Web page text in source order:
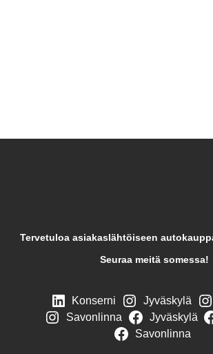
Tervetuloa asiakaslähtöiseen
Seuraa meitä somessa!
Konserni Jyväskylä
Savonlinna
Jyväskylä
Savonlinna